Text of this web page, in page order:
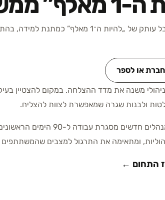
בתכניות מצוינות ופיתוח מנהלים רלוונטיות כל משתתף מקבל עותק של „להיות ה־1 מאלף” כמתנת
או לספר
משנה את מדד ההצלחה. במקום להצטיין
ולבנות שגרה שמאפשרת לצוות להצליח.
הסדנה נותנת למנהלים
ומתאימה את התרגול למצבים שהמשתתפים
התחום ←